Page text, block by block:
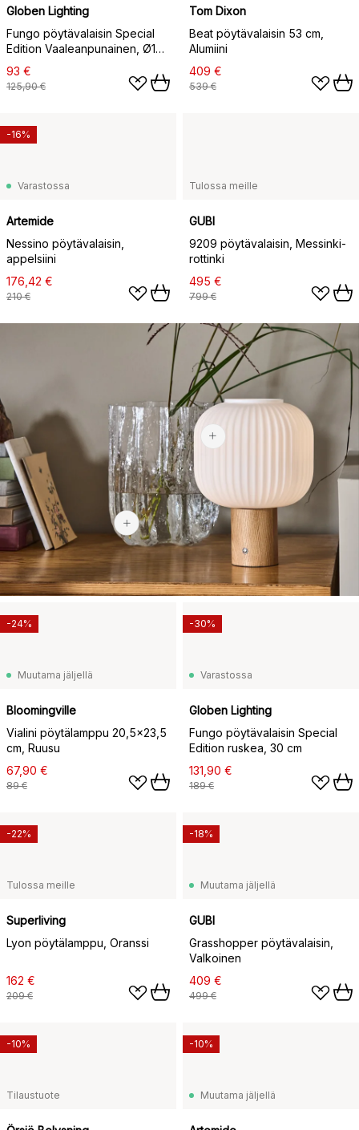
Globen Lighting
Fungo pöytävalaisin Special
Edition Vaaleanpunainen, Ø16
cm, K:20 cm
93 €
125,90 €
Tom Dixon
Beat pöytävalaisin 53 cm,
Alumiini
409 €
539 €
Varastossa
Artemide
Nessino pöytävalaisin,
appelsiini
176,42 €
210 €
-16%
Tulossa meille
GUBI
9209 pöytävalaisin, Messinki-
rottinki
495 €
799 €
93,60 €
340 €
Muutama jäljellä
Bloomingville
Vialini pöytälamppu 20,5x23,5
cm, Ruusu
67,90 €
89 €
-24%
Varastossa
Globen Lighting
Fungo pöytävalaisin Special
Edition ruskea, 30 cm
131,90 €
189 €
-30%
Tulossa meille
Superliving
Lyon pöytälamppu, Oranssi
162 €
209 €
-22%
Muutama jäljellä
GUBI
Grasshopper pöytävalaisin,
Valkoinen
409 €
499 €
-18%
Tilaustuote
-10%
Muutama jäljellä
-10%